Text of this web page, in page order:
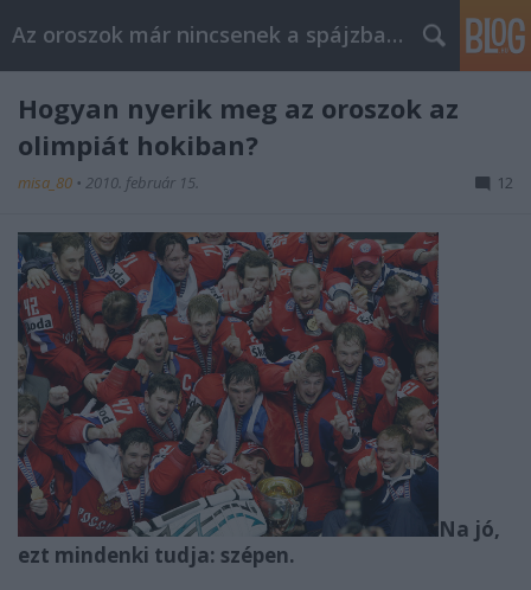
Az oroszok már nincsenek a spájzban...
Hogyan nyerik meg az oroszok az
olimpiát hokiban?
misa_80 • 2010. február 15. 12
Na jó,
ezt mindenki tudja: szépen.